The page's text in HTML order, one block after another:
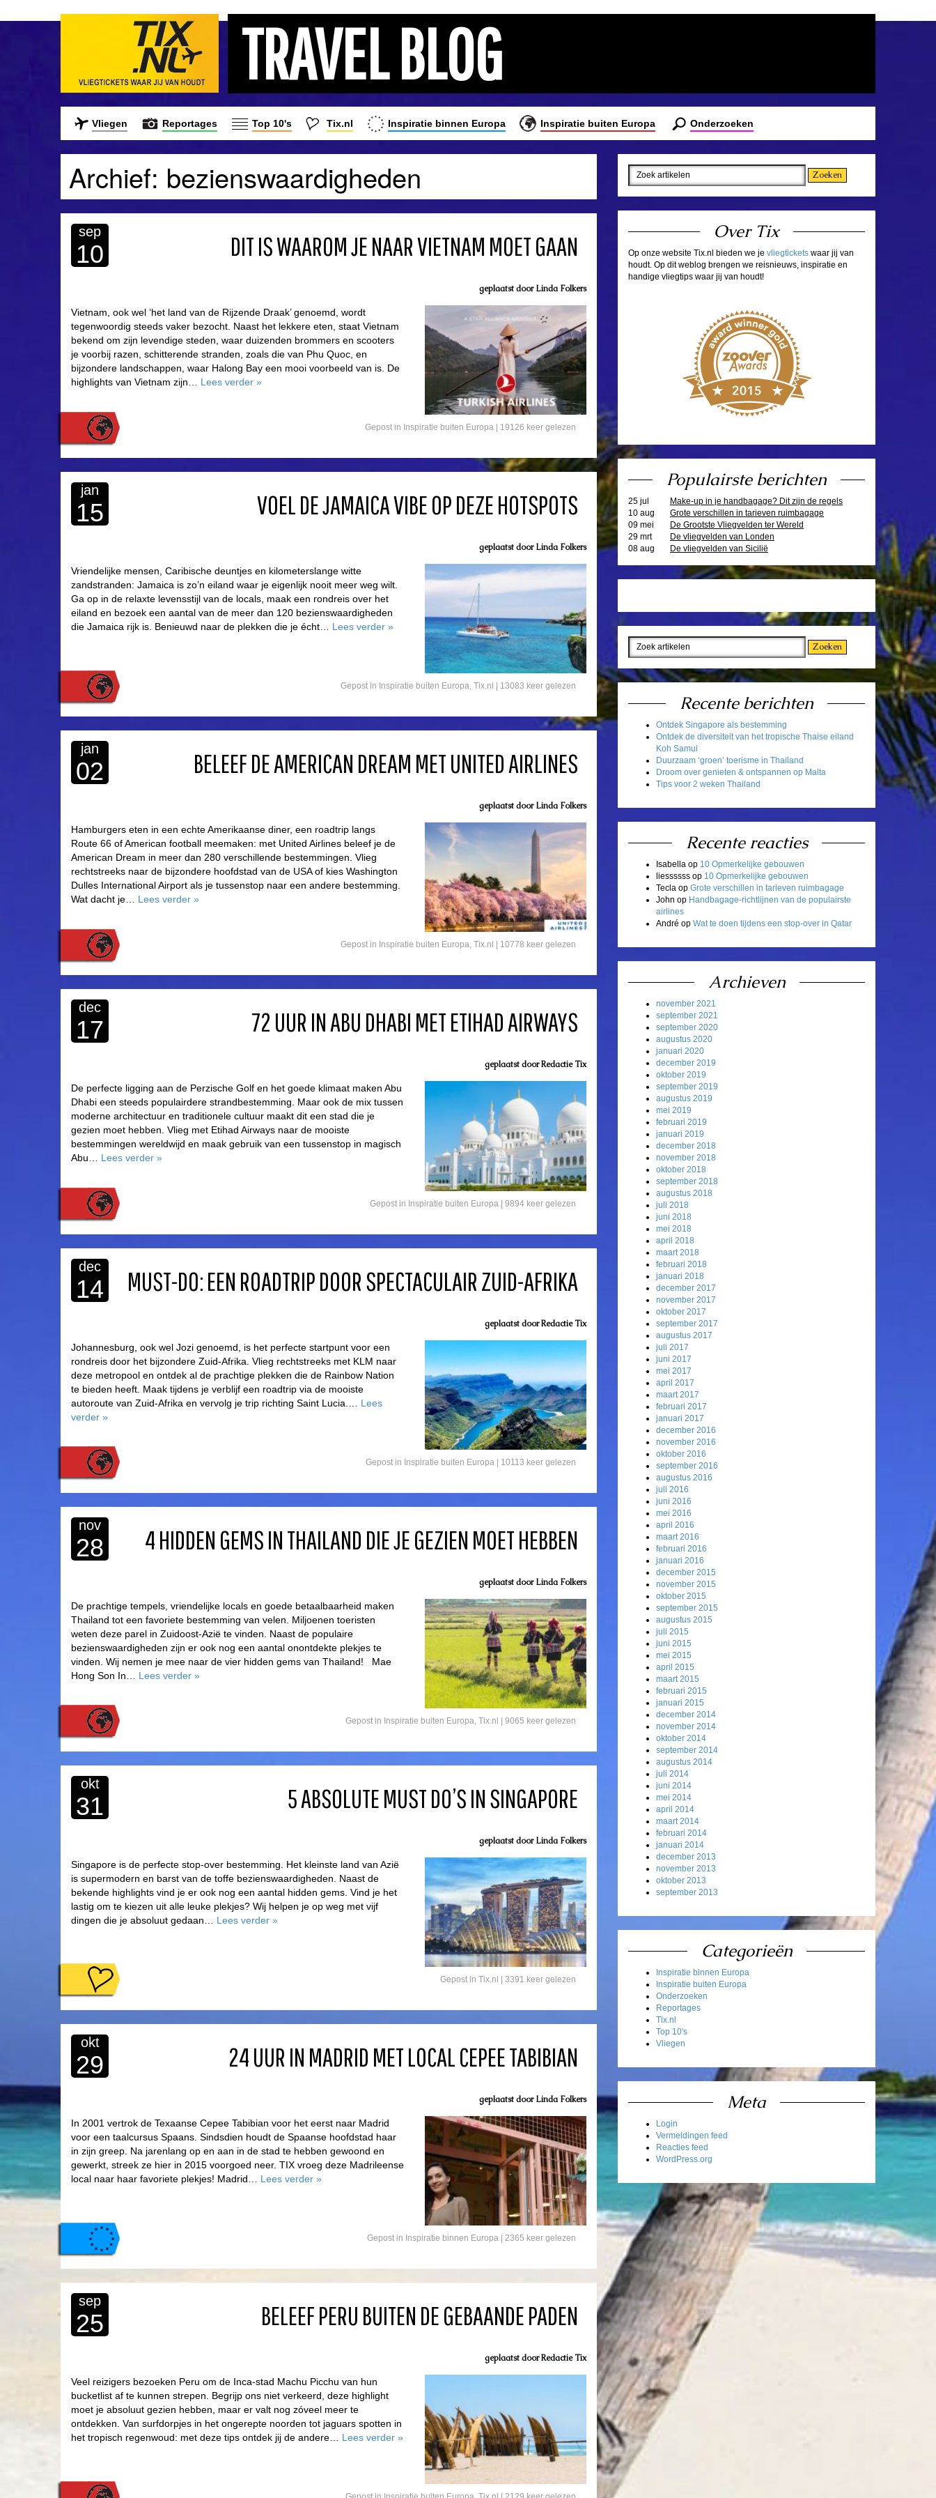
TRAVEL BLOG
Vliegen Reportages Top 10's Tix.nl Inspiratie binnen Europa Inspiratie buiten Europa Onderzoeken
Archief: bezienswaardigheden
sep
10 DIT IS WAAROM JE NAAR VIETNAM MOET GAAN
geplaatst doorLinda Folkers
Vietnam, ook wel ‘het land van de Rijzende Draak’ genoemd, wordt
tegenwoordig steeds vaker bezocht. Naast het lekkere eten, staat Vietnam
bekend om zijn levendige steden, waar duizenden brommers en scooters
je voorbij razen, schitterende stranden, zoals die van Phu Quoc, en
bijzondere landschappen, waar Halong Bay een mooi voorbeeld van is. De
highlights van Vietnam zijn… Lees verder »
Gepost in Inspiratie buiten Europa | 19126 keer gelezen
jan
15 VOEL DE JAMAICA VIBE OP DEZE HOTSPOTS
geplaatst doorLinda Folkers
Vriendelijke mensen, Caribische deuntjes en kilometerslange witte
zandstranden: Jamaica is zo’n eiland waar je eigenlijk nooit meer weg wilt.
Ga op in de relaxte levensstijl van de locals, maak een rondreis over het
eiland en bezoek een aantal van de meer dan 120 bezienswaardigheden
die Jamaica rijk is. Benieuwd naar de plekken die je écht… Lees verder »
Gepost in Inspiratie buiten Europa, Tix.nl | 13083 keer gelezen
jan
02 BELEEF DE AMERICAN DREAM MET UNITED AIRLINES
geplaatst doorLinda Folkers
Hamburgers eten in een echte Amerikaanse diner, een roadtrip langs
Route 66 of American football meemaken: met United Airlines beleef je de
American Dream in meer dan 280 verschillende bestemmingen. Vlieg
rechtstreeks naar de bijzondere hoofdstad van de USA of kies Washington
Dulles International Airport als je tussenstop naar een andere bestemming.
Wat dacht je… Lees verder »
Gepost in Inspiratie buiten Europa, Tix.nl | 10778 keer gelezen
dec
17 72 UUR IN ABU DHABI MET ETIHAD AIRWAYS
geplaatst doorRedactie Tix
De perfecte ligging aan de Perzische Golf en het goede klimaat maken Abu
Dhabi een steeds populairdere strandbestemming. Maar ook de mix tussen
moderne architectuur en traditionele cultuur maakt dit een stad die je
gezien moet hebben. Vlieg met Etihad Airways naar de mooiste
bestemmingen wereldwijd en maak gebruik van een tussenstop in magisch
Abu… Lees verder »
Gepost in Inspiratie buiten Europa | 9894 keer gelezen
dec
14 MUST-DO: EEN ROADTRIP DOOR SPECTACULAIR ZUID-AFRIKA
geplaatst doorRedactie Tix
Johannesburg, ook wel Jozi genoemd, is het perfecte startpunt voor een
rondreis door het bijzondere Zuid-Afrika. Vlieg rechtstreeks met KLM naar
deze metropool en ontdek al de prachtige plekken die de Rainbow Nation
te bieden heeft. Maak tijdens je verblijf een roadtrip via de mooiste
autoroute van Zuid-Afrika en vervolg je trip richting Saint Lucia.… Lees
verder »
Gepost in Inspiratie buiten Europa | 10113 keer gelezen
nov
28 4 HIDDEN GEMS IN THAILAND DIE JE GEZIEN MOET HEBBEN
geplaatst doorLinda Folkers
De prachtige tempels, vriendelijke locals en goede betaalbaarheid maken
Thailand tot een favoriete bestemming van velen. Miljoenen toeristen
weten deze parel in Zuidoost-Azië te vinden. Naast de populaire
bezienswaardigheden zijn er ook nog een aantal onontdekte plekjes te
vinden. Wij nemen je mee naar de vier hidden gems van Thailand! Mae
Hong Son In… Lees verder »
Gepost in Inspiratie buiten Europa, Tix.nl | 9065 keer gelezen
okt
31 5 ABSOLUTE MUST DO’S IN SINGAPORE
geplaatst doorLinda Folkers
Singapore is de perfecte stop-over bestemming. Het kleinste land van Azië
is supermodern en barst van de toffe bezienswaardigheden. Naast de
bekende highlights vind je er ook nog een aantal hidden gems. Vind je het
lastig om te kiezen uit alle leuke plekjes? Wij helpen je op weg met vijf
dingen die je absoluut gedaan… Lees verder »
Gepost in Tix.nl | 3391 keer gelezen
okt
29 24 UUR IN MADRID MET LOCAL CEPEE TABIBIAN
geplaatst doorLinda Folkers
In 2001 vertrok de Texaanse Cepee Tabibian voor het eerst naar Madrid
voor een taalcursus Spaans. Sindsdien houdt de Spaanse hoofdstad haar
in zijn greep. Na jarenlang op en aan in de stad te hebben gewoond en
gewerkt, streek ze hier in 2015 voorgoed neer. TIX vroeg deze Madrileense
local naar haar favoriete plekjes! Madrid… Lees verder »
Gepost in Inspiratie binnen Europa | 2365 keer gelezen
sep
25 BELEEF PERU BUITEN DE GEBAANDE PADEN
geplaatst doorRedactie Tix
Veel reizigers bezoeken Peru om de Inca-stad Machu Picchu van hun
bucketlist af te kunnen strepen. Begrijp ons niet verkeerd, deze highlight
moet je absoluut gezien hebben, maar er valt nog zóveel meer te
ontdekken. Van surfdorpjes in het ongerepte noorden tot jaguars spotten in
het tropisch regenwoud: met deze tips ontdek jij de andere… Lees verder »
Over Tix
Op onze website Tix.nl bieden we je vliegtickets waar jij van
houdt. Op dit weblog brengen we reisnieuws, inspiratie en
handige vliegtips waar jij van houdt!
Populairste berichten
25 jul
Make-up in je handbagage? Dit zijn de regels
10 aug
Grote verschillen in tarieven ruimbagage
09 mei
De Grootste Vliegvelden ter Wereld
29 mrt
De vliegvelden van Londen
08 aug
De vliegvelden van Sicilië
Recente berichten
Ontdek Singapore als bestemming
Ontdek de diversiteit van het tropische Thaise eiland
Koh Samui
Duurzaam ‘groen’ toerisme in Thailand
Droom over genieten & ontspannen op Malta
Tips voor 2 weken Thailand
Recente reacties
Isabella op 10 Opmerkelijke gebouwen
liessssss op 10 Opmerkelijke gebouwen
Tecla op Grote verschillen in tarieven ruimbagage
John op Handbagage-richtlijnen van de populairste
airlines
André op Wat te doen tijdens een stop-over in Qatar
Archieven
november 2021
september 2021
september 2020
augustus 2020
januari 2020
december 2019
oktober 2019
september 2019
augustus 2019
mei 2019
februari 2019
januari 2019
december 2018
november 2018
oktober 2018
september 2018
augustus 2018
juli 2018
juni 2018
mei 2018
april 2018
maart 2018
februari 2018
januari 2018
december 2017
november 2017
oktober 2017
september 2017
augustus 2017
juli 2017
juni 2017
mei 2017
april 2017
maart 2017
februari 2017
januari 2017
december 2016
november 2016
oktober 2016
september 2016
augustus 2016
juli 2016
juni 2016
mei 2016
april 2016
maart 2016
februari 2016
januari 2016
december 2015
november 2015
oktober 2015
september 2015
augustus 2015
juli 2015
juni 2015
mei 2015
april 2015
maart 2015
februari 2015
januari 2015
december 2014
november 2014
oktober 2014
september 2014
augustus 2014
juli 2014
juni 2014
mei 2014
april 2014
maart 2014
februari 2014
januari 2014
december 2013
november 2013
oktober 2013
september 2013
Categorieën
Inspiratie binnen Europa
Inspiratie buiten Europa
Onderzoeken
Reportages
Tix.nl
Top 10's
Vliegen
Meta
Login
Vermeldingen feed
Reacties feed
WordPress.org